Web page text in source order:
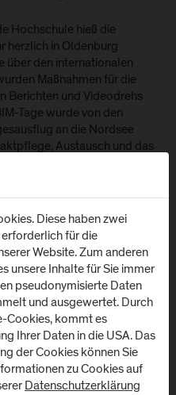
Hochschule hieß die
herzlich in Oldenburg
über den internationalen
Maßnahmen für die
Berichten und Videodrehs
Tage wurde von den
an die Nordsee
Austausch und das
die Organisation der BIM-
für die Projektpartner gilt
Sebastian Hollermann (Jade
ist bereits das nächste
University of Applied
Diese haben zwei
für die
Website. Zum anderen
unsere Inhalte für Sie immer
pseudonymisierte Daten
und ausgewertet. Durch
Cookies, kommt es
Ihrer Daten in die USA. Das
der Cookies können Sie
zu Cookies auf
Datenschutzerklärung